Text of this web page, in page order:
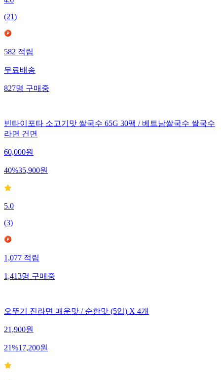
(21)
582 적립
무료배송
827명 구매중
빈타이포타 소고기맛 쌀국수 65G 30팩 / 베트남쌀국수 쌀국수
라면 건면
60,000원
40%35,900원
5.0
(3)
1,077적립
1,413명구매중
오뚜기 진라면 매운맛 / 순한맛 (5입) X 4개
21,900원
21%17,200원